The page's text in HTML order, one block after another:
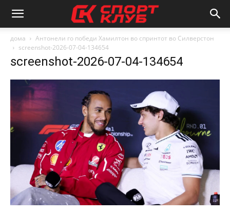
дома
Антонели го победи Хамилтон во спринтот во Силверстон
screenshot-2026-07-04-134654
screenshot-2026-07-04-134654